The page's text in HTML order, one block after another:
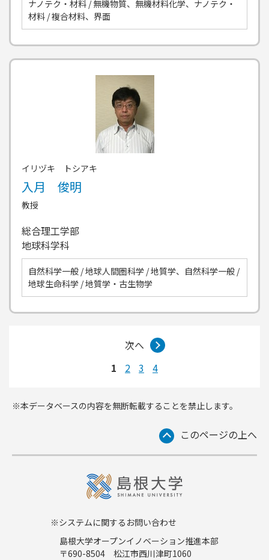
ナノテク・材料 / 無機物質、無機材料化学、ナノテク・
材料 / 複合材料、界面
イリヅキ トシアキ
入月 俊明
教授
総合理工学部
地球科学科
自然科学一般 / 地球人間圏科学 / 地質学、自然科学一般 /
地球生命科学 / 地質学・古生物学
次へ
1
2 3 4
※本データベースの内容を無断転載することを禁止します。
このページの上へ
※システムに関するお問い合わせ
島根大学オープンイノベーション推進本部
〒690-8504 松江市西川津町1060